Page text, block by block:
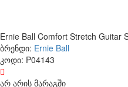
Ernie Ball Comfort Stretch Guitar
ბრენდი: Ernie Ball
კოდი: P04143
არ არის მარაგში